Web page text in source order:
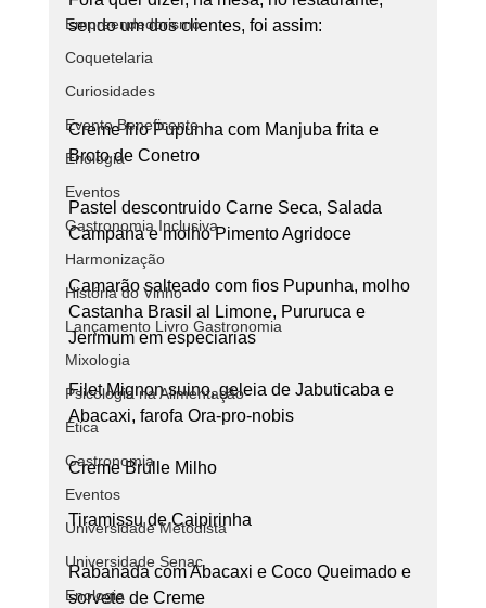
Empreendedorismo
Coquetelaria
Curiosidades
Evento Beneficente
Enologia
Eventos
Gastronomia Inclusiva
Harmonização
História do Vinho
Lançamento Livro Gastronomia
Mixologia
Psicologia na Alimentação
Ética
Gastronomia
Eventos
Universidade Metodista
Universidade Senac
Enologia
sendo um dos clientes, foi assim:
Creme frio Pupunha com Manjuba frita e
Broto de Conetro
Pastel descontruido Carne Seca, Salada
Campana e molho Pimento Agridoce
Camarão salteado com fios Pupunha, molho
Castanha Brasil al Limone, Pururuca e
Jerimum em especiarias
Filet Mignon suino, geleia de Jabuticaba e
Abacaxi, farofa Ora-pro-nobis
Creme Brulle Milho
Tiramissu de Caipirinha
Rabanada com Abacaxi e Coco Queimado e
sorvete de Creme